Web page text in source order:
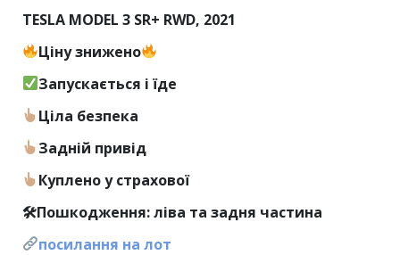
TESLA MODEL 3 SR+ RWD, 2021
Ціну знижено
Запускається і їде
Ціла безпека
Задній привід
Куплено у страхової
🛠Пошкодження: ліва та задня частина
посилання на лот